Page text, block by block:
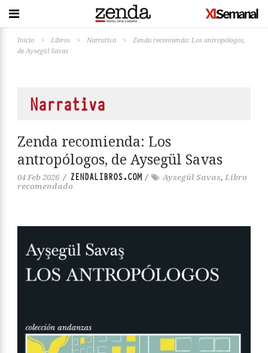
Inicio > Libros > Narrativa >
Zenda recomienda: Los antropólogos,
de Aysegül Savas
Narrativa
Zenda recomienda: Los
antropólogos, de Aysegül Savas
04 Feb 2026 / ZENDALIBROS.COM/ Aysegül Savas, Libro
recomendado